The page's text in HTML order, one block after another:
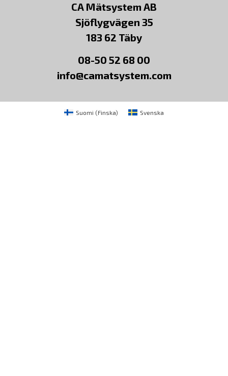
CA Mätsystem AB
Sjöflygvägen 35
183 62 Täby
08-50 52 68 00
info@camatsystem.com
Suomi (Finska) Svenska